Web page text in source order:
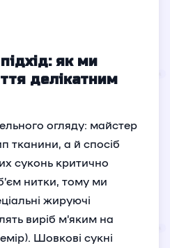
як ми
делікатним
огляду: майстер
тканини, а й спосіб
суконь критично
нитки, тому ми
жируючі
виріб м’яким на
Шовкові сукні